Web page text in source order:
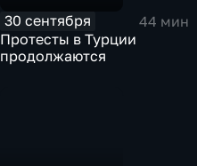
30 сентября
44 мин
Протесты в Турции
продолжаются